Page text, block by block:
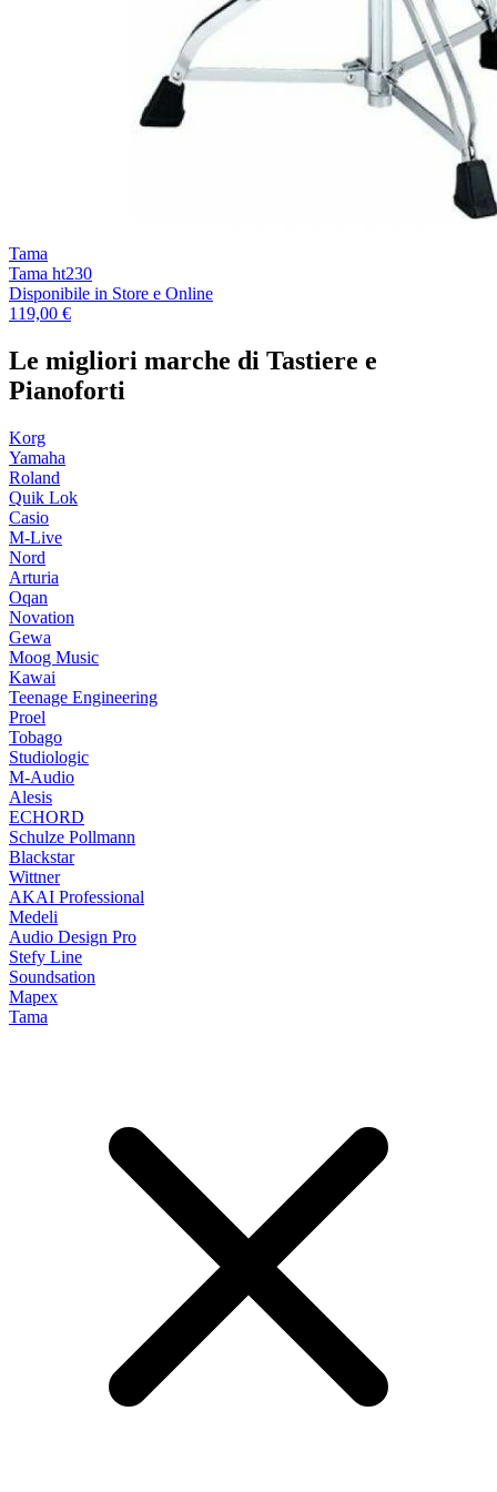
Tama
Tama ht230
Disponibile in Store e Online
119,00 €
Le migliori marche di Tastiere e
Pianoforti
Korg
Yamaha
Roland
Quik Lok
Casio
M-Live
Nord
Arturia
Oqan
Novation
Gewa
Moog Music
Kawai
Teenage Engineering
Proel
Tobago
Studiologic
M-Audio
Alesis
ECHORD
Schulze Pollmann
Blackstar
Wittner
AKAI Professional
Medeli
Audio Design Pro
Stefy Line
Soundsation
Mapex
Tama